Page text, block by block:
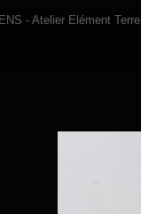
- Atelier Elément Terre